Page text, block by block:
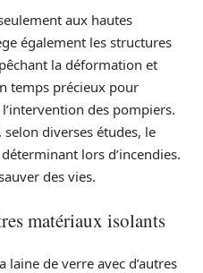
aux hautes
également les structures
la déformation et
temps précieux pour
des pompiers.
selon diverses études, le
lors d’incendies.
des vies.
matériaux isolants
de verre avec d’autres